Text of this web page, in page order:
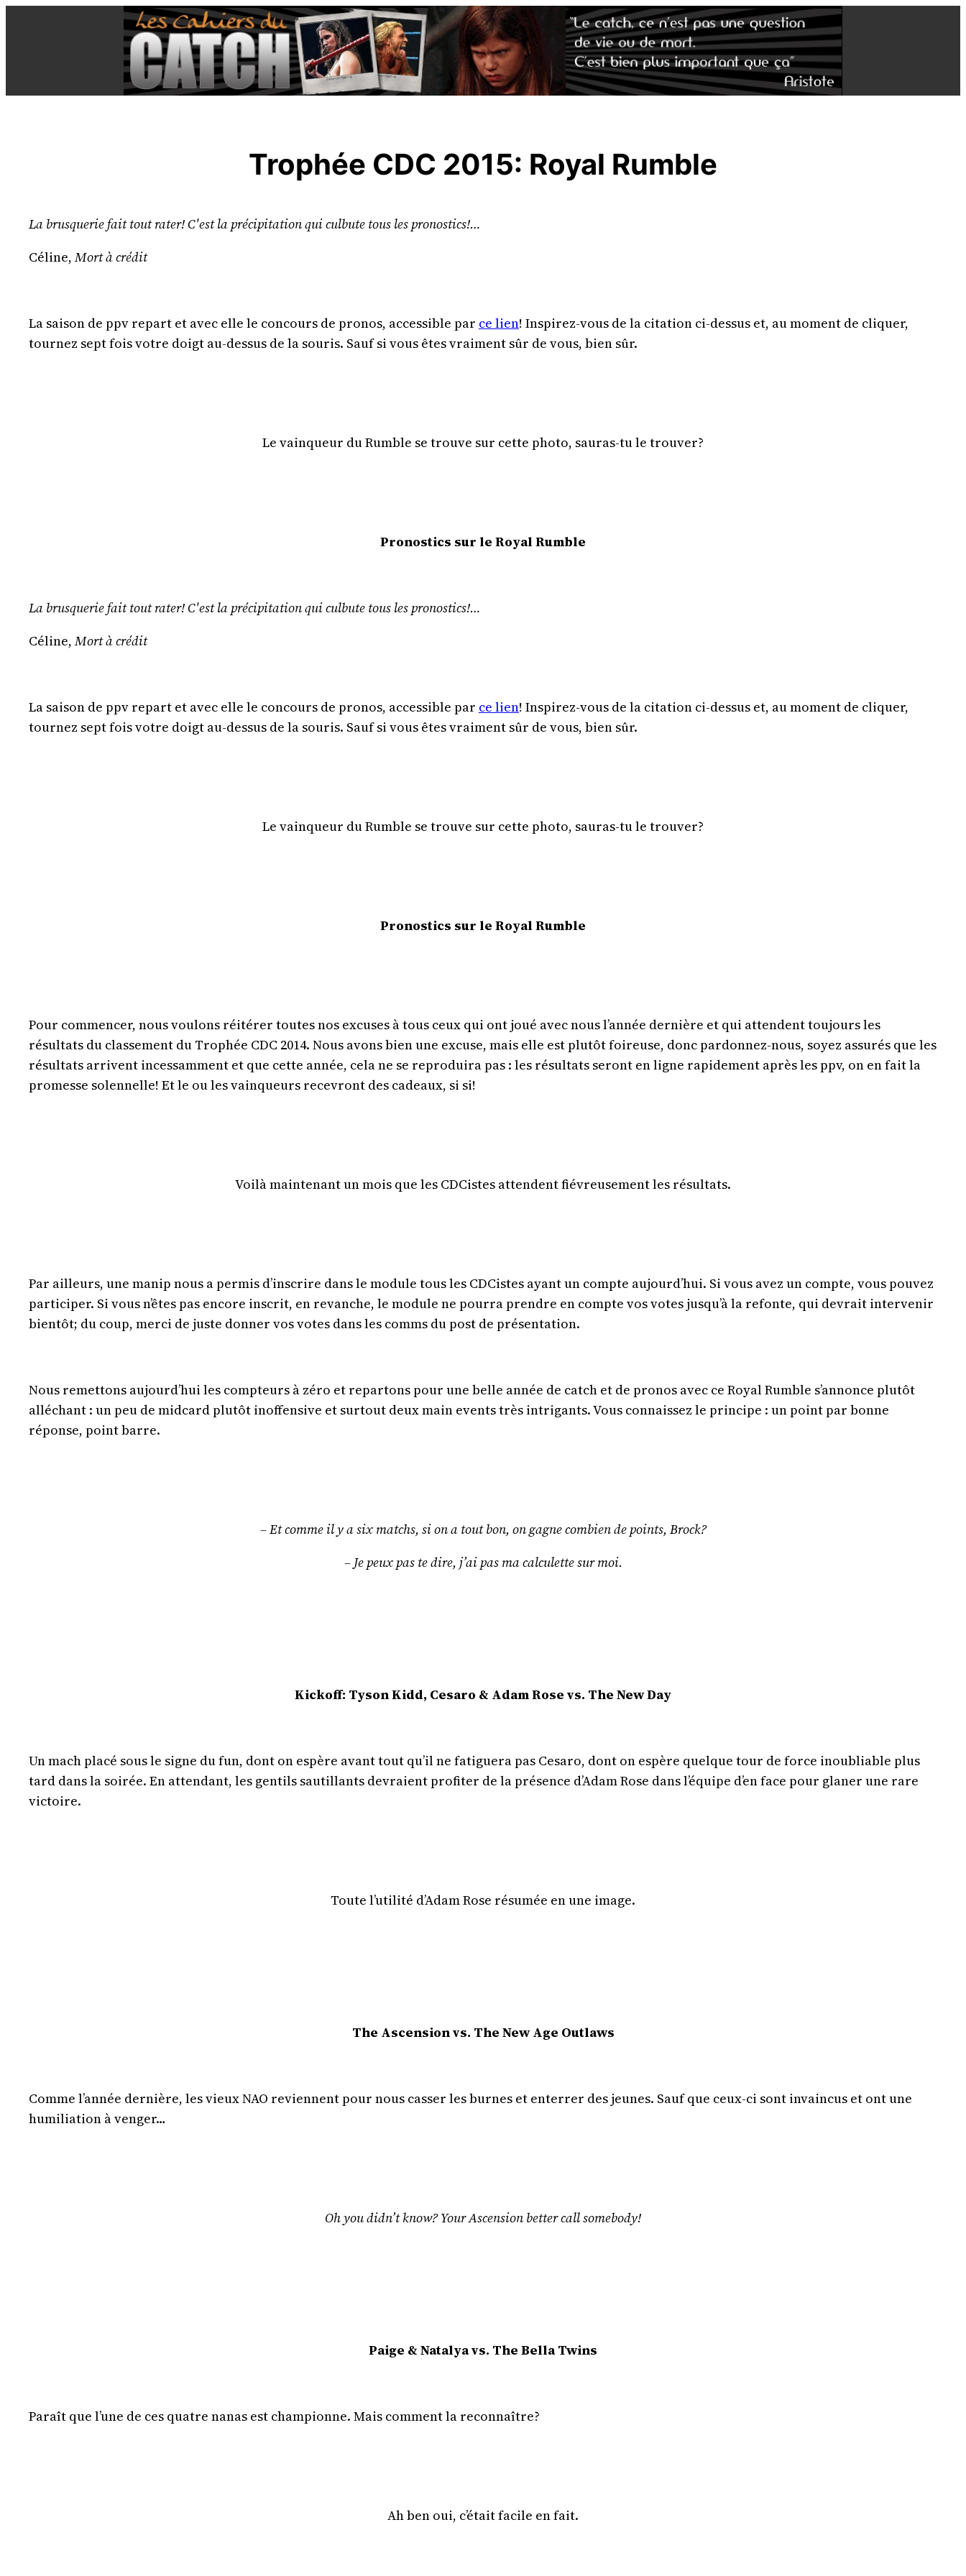
Trophée CDC 2015: Royal Rumble
La brusquerie fait tout rater! C'est la précipitation qui culbute tous les pronostics!…
Céline,Mort à crédit
La saison de ppv repart et avec elle le concours de pronos, accessible par ce lien! Inspirez-vous de la citation ci-dessus et, au moment de cliquer,
tournez sept fois votre doigt au-dessus de la souris. Sauf si vous êtes vraiment sûr de vous, bien sûr.
Le vainqueur du Rumble se trouve sur cette photo, sauras-tu le trouver?
Pronostics sur le Royal Rumble
La brusquerie fait tout rater! C'est la précipitation qui culbute tous les pronostics!…
Céline,Mort à crédit
La saison de ppv repart et avec elle le concours de pronos, accessible par ce lien! Inspirez-vous de la citation ci-dessus et, au moment de cliquer,
tournez sept fois votre doigt au-dessus de la souris. Sauf si vous êtes vraiment sûr de vous, bien sûr.
Le vainqueur du Rumble se trouve sur cette photo, sauras-tu le trouver?
Pronostics sur le Royal Rumble
Pour commencer, nous voulons réitérer toutes nos excuses à tous ceux qui ont joué avec nous l’année dernière et qui attendent toujours les
résultats du classement du Trophée CDC 2014. Nous avons bien une excuse, mais elle est plutôt foireuse, donc pardonnez-nous, soyez assurés que les
résultats arrivent incessamment et que cette année, cela ne se reproduira pas : les résultats seront en ligne rapidement après les ppv, on en fait la
promesse solennelle! Et le ou les vainqueurs recevront des cadeaux, si si!
Voilà maintenant un mois que les CDCistes attendent fiévreusement les résultats.
Par ailleurs, une manip nous a permis d’inscrire dans le module tous les CDCistes ayant un compte aujourd’hui. Si vous avez un compte, vous pouvez
participer. Si vous n’êtes pas encore inscrit, en revanche, le module ne pourra prendre en compte vos votes jusqu’à la refonte, qui devrait intervenir
bientôt; du coup, merci de juste donner vos votes dans les comms du post de présentation.
Nous remettons aujourd’hui les compteurs à zéro et repartons pour une belle année de catch et de pronos avec ce Royal Rumble s’annonce plutôt
alléchant : un peu de midcard plutôt inoffensive et surtout deux main events très intrigants. Vous connaissez le principe : un point par bonne
réponse, point barre.
– Et comme il y a six matchs, si on a tout bon, on gagne combien de points, Brock?
– Je peux pas te dire, j’ai pas ma calculette sur moi.
Kickoff: Tyson Kidd, Cesaro & Adam Rose vs. The New Day
Un mach placé sous le signe du fun, dont on espère avant tout qu’il ne fatiguera pas Cesaro, dont on espère quelque tour de force inoubliable plus
tard dans la soirée. En attendant, les gentils sautillants devraient profiter de la présence d’Adam Rose dans l’équipe d’en face pour glaner une rare
victoire.
Toute l’utilité d’Adam Rose résumée en une image.
The Ascension vs. The New Age Outlaws
Comme l’année dernière, les vieux NAO reviennent pour nous casser les burnes et enterrer des jeunes. Sauf que ceux-ci sont invaincus et ont une
humiliation à venger…
Oh you didn’t know? Your Ascension better call somebody!
Paige & Natalya vs. The Bella Twins
Paraît que l’une de ces quatre nanas est championne. Mais comment la reconnaître?
Ah ben oui, c’était facile en fait.